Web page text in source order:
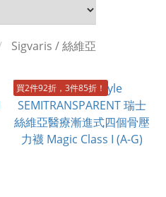
Sigvaris / 絲維亞
買2件92折，3件85折！